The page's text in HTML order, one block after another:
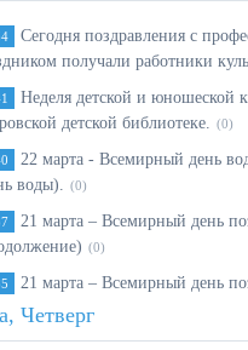
Сегодня поздравления с
получали работники
Неделя детской и юношеской
детской библиотеке. (0)
22 марта - Всемирный день
воды). (0)
21 марта – Всемирный день
(0)
21 марта – Всемирный день
Четверг